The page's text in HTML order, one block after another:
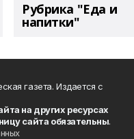
Рубрика "Еда и
напитки"
газета. Издается с
на других ресурсах
сайта обязательны.